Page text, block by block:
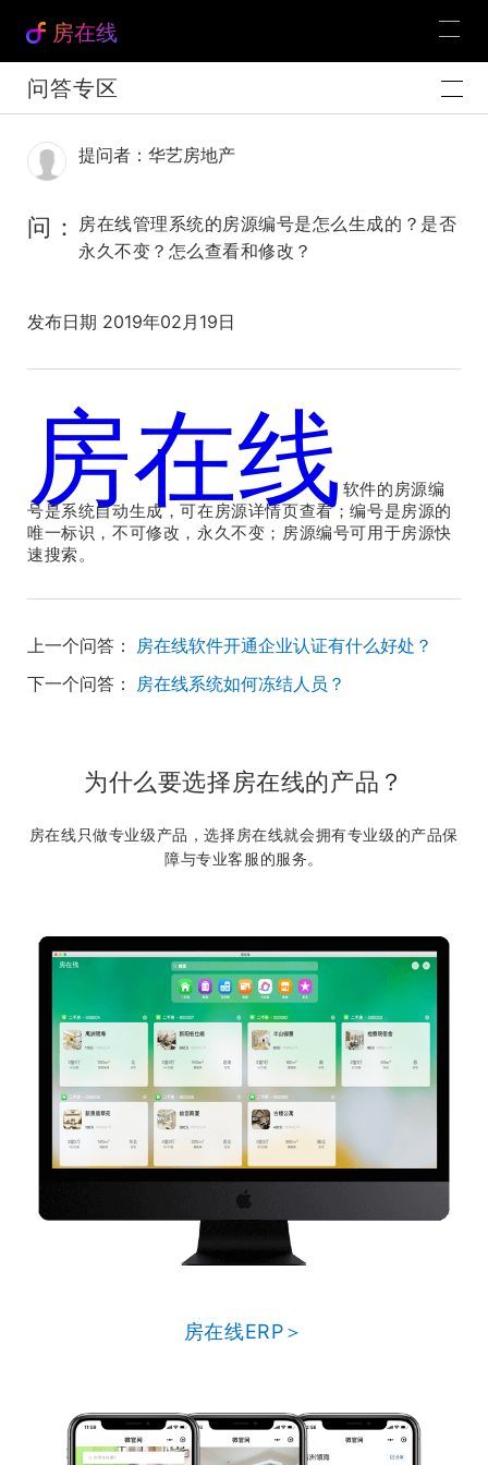
房在线
问答专区
提问者：华艺房地产
问：
房在线管理系统的房源编号是怎么生成的？是否
永久不变？怎么查看和修改？
发布日期 2019年02月19日
官方解答：
房在线 软件的房源编
号是系统自动生成，可在房源详情页查看；编号是房源的
唯一标识，不可修改，永久不变；房源编号可用于房源快
速搜索。
上一个问答： 房在线软件开通企业认证有什么好处？
下一个问答： 房在线系统如何冻结人员？
为什么要选择房在线的产品？
房在线只做专业级产品，选择房在线就会拥有专业级的产品保
障与专业客服的服务。
房在线ERP＞